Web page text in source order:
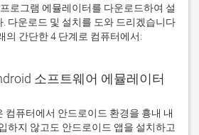
로그램 에뮬레이터를 다운로드하여 설
다운로드 및 설치를 도와 드리겠습니다
의 간단한 4 단계로 컴퓨터에서:
소프트웨어 에뮬레이터
컴퓨터에서 안드로이드 환경을 흉내 내
하지 않고도 안드로이드 앱을 설치하고